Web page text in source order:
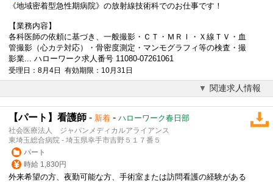
《地域密着型急性期病院》の放射線技術科でのお仕事です！
【業務内容】
各科医師の依頼に基づき、一般撮影・ＣＴ・ＭＲＩ・Ｘ線ＴＶ・血
管撮影（心カテ対応）・骨密度測定・マンモグラフィ等の検査・撮
影業... ハローワーク求人番号 11080-07261061
受理日：8月4日 有効期限：10月31日
関連求人情報
【パート】看護師 - 新着 - ハローワーク春日部
社会医療法人 ジャパンメディカルアライアンス
東埼玉総合病院 - 埼玉県幸手市吉野５１７番５
パート
時給 1,830円
外来希望の方、夜勤可能な方、手術室または訪問看護の経験がある